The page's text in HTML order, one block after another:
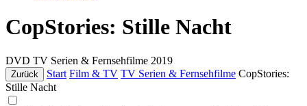
CopStories: Stille Nacht
DVD TV Serien & Fernsehfilme 2019
Zurück Start Film & TV TV Serien & Fernsehfilme CopStories:
Stille Nacht